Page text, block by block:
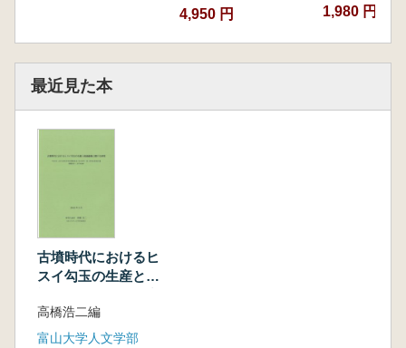
4,950 円 1,980 円
最近見た本
古墳時代におけるヒ
スイ勾玉の生産と流
高橋浩二編
富山大学人文学部